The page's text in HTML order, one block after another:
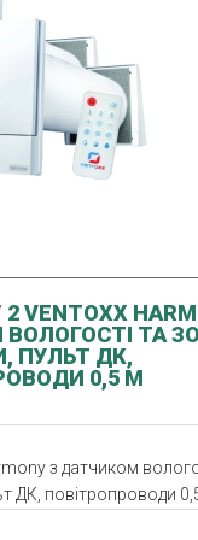
2 VENTOXX
ТА
ПУЛЬТ ДК,
0,5 М
з датчиком
ДК, повітропроводи